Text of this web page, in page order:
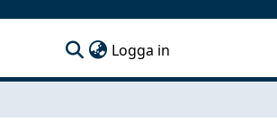
Logga in